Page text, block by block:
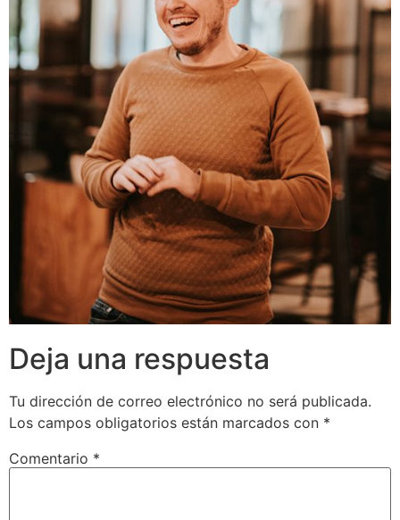
Deja una respuesta
Tu dirección de correo electrónico no será publicada.
Los campos obligatorios están marcados con *
Comentario *